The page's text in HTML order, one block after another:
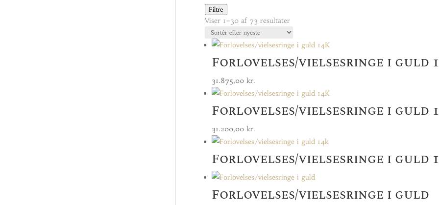
Filtre
Viser 1–30 af 73 resultaterSorteret
efter
seneste
Forlovelses/vielsesringe i guld
31.875,00 kr.
Forlovelses/vielsesringe i guld
31.200,00 kr.
Forlovelses/vielsesringe i guld
Forlovelses/vielsesringe i guld